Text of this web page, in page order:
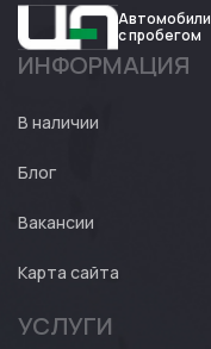
Авто
Автомобили
с пробегом
ИНФОРМАЦИЯ
В наличии
Блог
Вакансии
Карта сайта
УСЛУГИ